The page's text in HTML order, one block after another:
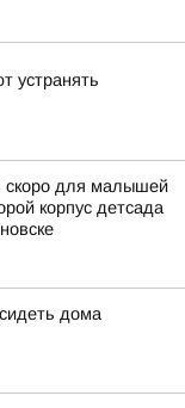
устранять
скоро для малышей
корпус детсада
дома